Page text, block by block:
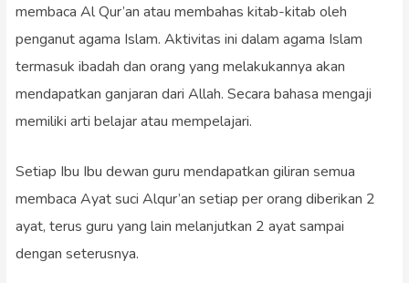
membaca Al Qur’an atau membahas kitab-kitab oleh
penganut agama Islam. Aktivitas ini dalam agama Islam
termasuk ibadah dan orang yang melakukannya akan
mendapatkan ganjaran dari Allah. Secara bahasa mengaji
memiliki arti belajar atau mempelajari.
Setiap Ibu Ibu dewan guru mendapatkan giliran semua
membaca Ayat suci Alqur’an setiap per orang diberikan 2
ayat, terus guru yang lain melanjutkan 2 ayat sampai
dengan seterusnya.